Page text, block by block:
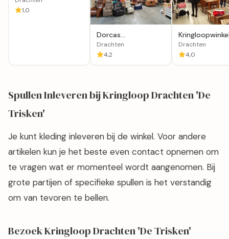
Drachten
1,0
Dorcas
Kringloopwinkel
Drachten
Drachten
4,2
in Friesland in
Drachten
Drachten
4,0
Spullen Inleveren bij Kringloop Drachten 'De
Trisken'
Je kunt kleding inleveren bij de winkel. Voor andere
artikelen kun je het beste even contact opnemen om
te vragen wat er momenteel wordt aangenomen. Bij
grote partijen of specifieke spullen is het verstandig
om van tevoren te bellen.
Bezoek Kringloop Drachten 'De Trisken'